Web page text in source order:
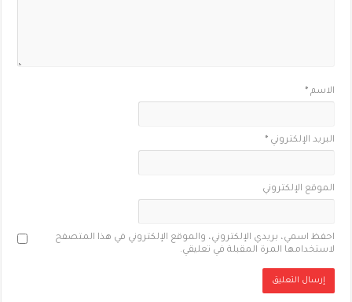
الاسم*
البريد الإلكتروني*
الموقع الإلكتروني
احفظ اسمي، بريدي الإلكتروني، والموقع الإلكتروني في هذا المتصفح
لاستخدامها المرة المقبلة في تعليقي.